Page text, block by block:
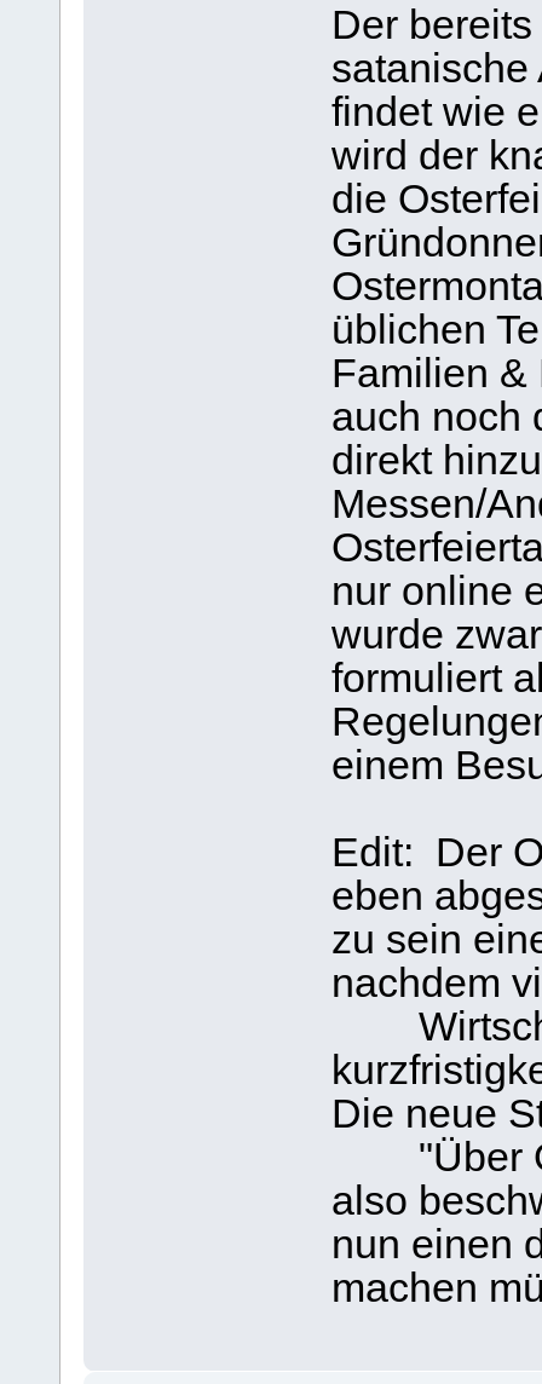
Der
satanische
findet wie
wird der
die
üblichen
Familien
auch noch
direkt
Messen/
nur online
wurde
formuliert
einem
Edit: Der
eben
zu sein
nachdem
Die neue
"Über
also
nun einen
machen